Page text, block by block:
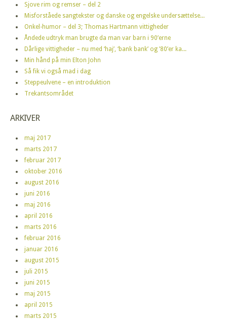
Sjove rim og remser – del 2
Misforståede sangtekster og danske og engelske undersættelse...
Onkel-humor – del 3; Thomas Hartmann vittigheder
Åndede udtryk man brugte da man var barn i 90’erne
Dårlige vittigheder – nu med ‘haj’, ‘bank bank’ og ’80’er ka...
Min hånd på min Elton John
Så fik vi også mad i dag
Steppeulvene – en introduktion
Trekantsområdet
ARKIVER
maj 2017
marts 2017
februar 2017
oktober 2016
august 2016
juni 2016
maj 2016
april 2016
marts 2016
februar 2016
januar 2016
august 2015
juli 2015
juni 2015
maj 2015
april 2015
marts 2015